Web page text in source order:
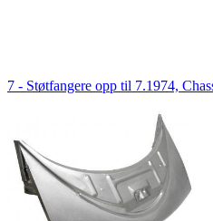
7 - Støtfangere opp til 7.1974,